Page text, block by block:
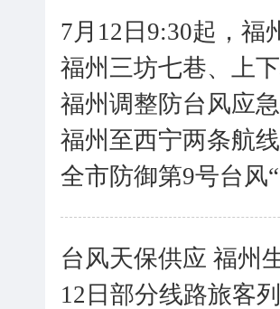
7月12日9:30起，福
福州三坊七巷、上
福州调整防台风应
福州至西宁两条航
全市防御第9号台风
台风天保供应 福州
12日部分线路旅客